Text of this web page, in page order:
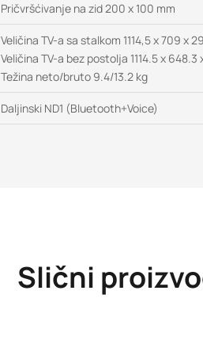
Pričvršćivanje na zid 200 x 100 mm
Veličina TV-a sa stalkom 1114,5 x 709 x
Veličina TV-a bez postolja 1114.5 x 648.3
Težina neto/bruto 9.4/13.2 kg
Daljinski ND1 (Bluetooth+Voice)
Slični